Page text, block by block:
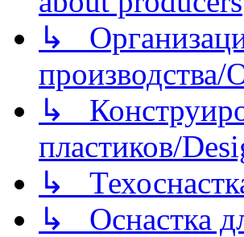
↳
↳
пластиков/
↳
↳ Оснастка